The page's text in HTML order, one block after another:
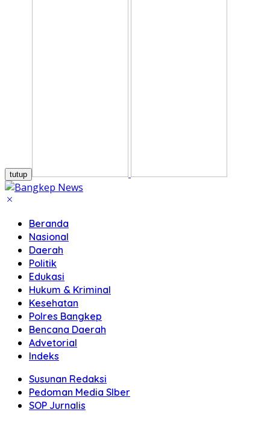
tutup
Beranda
Nasional
Daerah
Politik
Edukasi
Hukum & Kriminal
Kesehatan
Polres Bangkep
Bencana Daerah
Advetorial
Indeks
Susunan Redaksi
Pedoman Media SIber
SOP Jurnalis